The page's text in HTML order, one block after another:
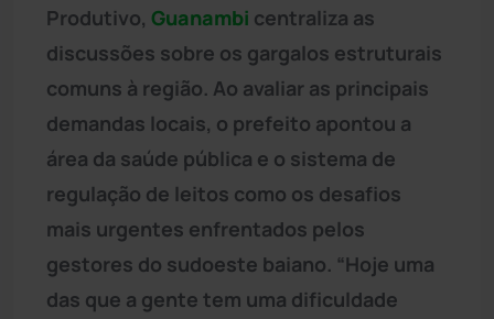
Produtivo, Guanambi centraliza as
discussões sobre os gargalos estruturais
comuns à região. Ao avaliar as principais
demandas locais, o prefeito apontou a
área da saúde pública e o sistema de
regulação de leitos como os desafios
mais urgentes enfrentados pelos
gestores do sudoeste baiano. “Hoje uma
das que a gente tem uma dificuldade